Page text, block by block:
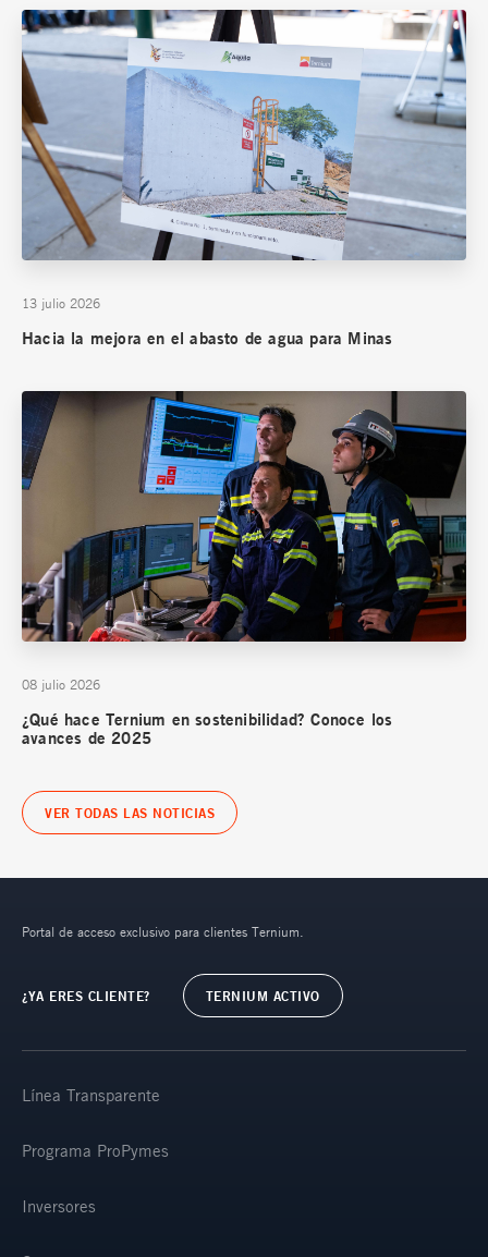
13 julio 2026
Hacia la mejora en el abasto de agua para Minas
08 julio 2026
¿Qué hace Ternium en sostenibilidad? Conoce los
avances de 2025
VER TODAS LAS NOTICIAS
Portal de acceso exclusivo para clientes Ternium.
¿YA ERES CLIENTE? TERNIUM ACTIVO
Línea Transparente
Programa ProPymes
Inversores